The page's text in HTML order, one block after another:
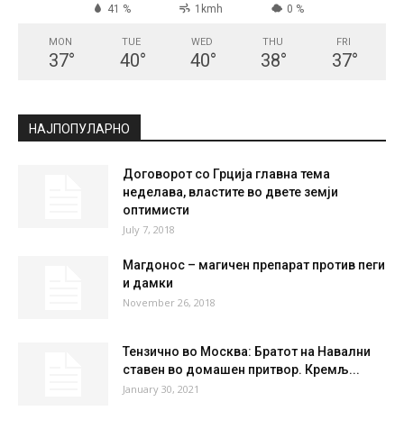
41 % 1kmh 0 %
MON
37°
TUE
40°
WED
40°
THU
38°
FRI
37°
НАЈПОПУЛАРНО
Договорот со Грција главна тема
неделава, властите во двете земји
оптимисти
July 7, 2018
Магдонос – магичен препарат против пеги
и дамки
November 26, 2018
Тензично во Москва: Братот на Навални
ставен во домашен притвор. Кремљ...
January 30, 2021